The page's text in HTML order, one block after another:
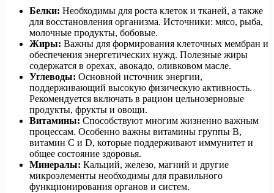
Белки: Необходимы для роста клеток и тканей, а также
для восстановления организма. Источники: мясо, рыба,
молочные продукты, бобовые.
Жиры: Важны для формирования клеточных мембран и
обеспечения энергетических нужд. Полезные жиры
содержатся в орехах, авокадо, оливковом масле.
Углеводы: Основной источник энергии,
поддерживающий высокую физическую активность.
Рекомендуется включать в рацион цельнозерновые
продукты, фрукты и овощи.
Витамины: Способствуют многим жизненно важным
процессам. Особенно важны витамины группы B,
витамин C и D, которые поддерживают иммунитет и
общее состояние здоровья.
Минералы: Кальций, железо, магний и другие
микроэлементы необходимы для правильного
функционирования органов и систем.